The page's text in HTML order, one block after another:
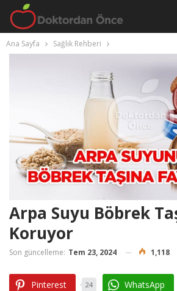
Ana Sayfa Sağlık Rehberi
Arpa Suyu Böbrek
Koruyor
Son güncelleme: Tem 23, 2024 1,118
Pinterest 24 WhatsApp